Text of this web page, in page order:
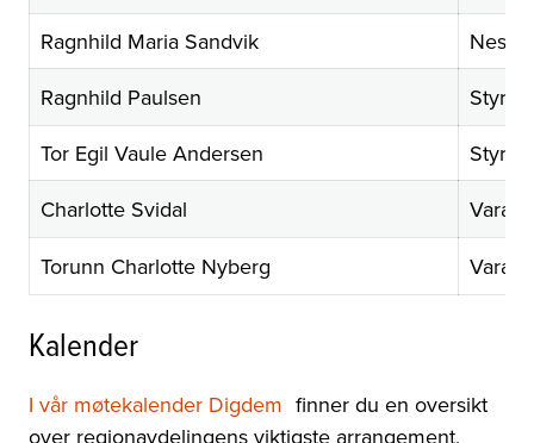
Ragnhild Maria Sandvik
Ragnhild Paulsen
Tor Egil Vaule Andersen
Charlotte Svidal
Torunn Charlotte Nyberg
Kalender
I vår møtekalender Digdem finner du en oversikt
over regionavdelingens viktigste arrangement,